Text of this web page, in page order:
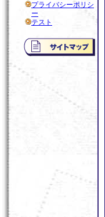
プライバシーポリシ
ー
テスト